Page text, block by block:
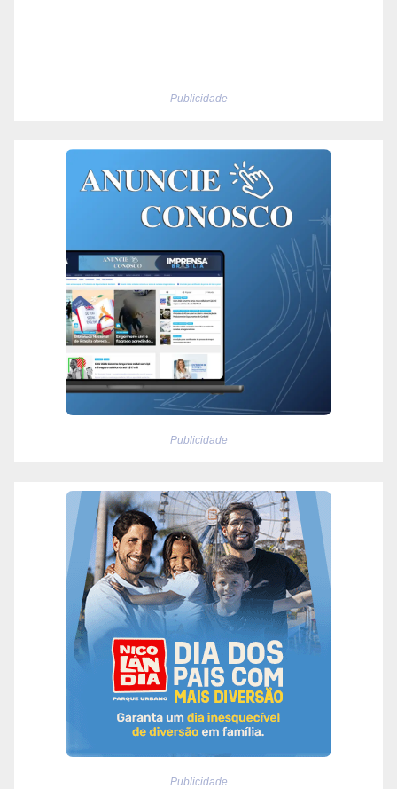
Publicidade
Publicidade
Publicidade